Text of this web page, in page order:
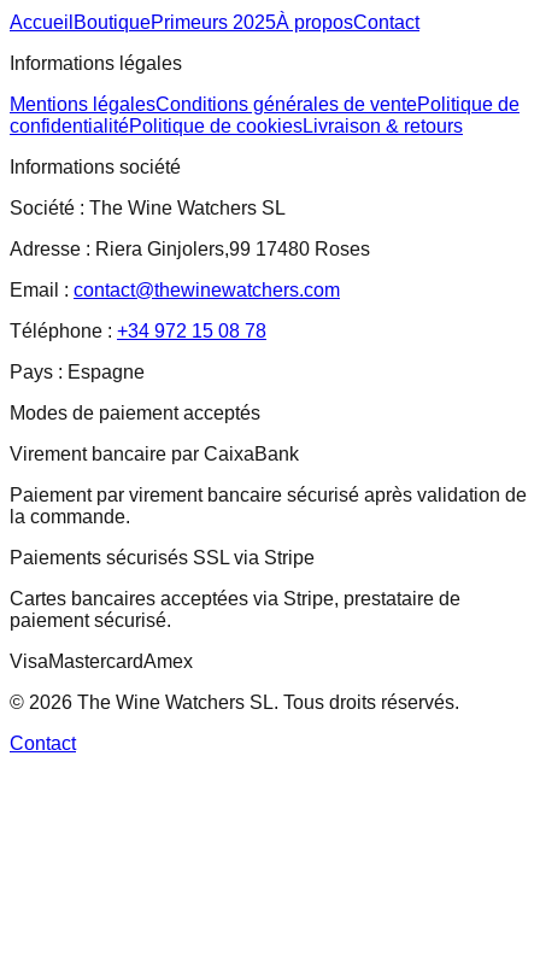
Accueil BoutiquePrimeurs 2025À proposContact
Informations légales
Mentions légalesConditions générales de ventePolitique de
confidentialitéPolitique de cookiesLivraison & retours
Informations société
Société : The Wine Watchers SL
Adresse : Riera Ginjolers,99 17480 Roses
Email : contact@thewinewatchers.com
Téléphone : +34 972 15 08 78
Pays : Espagne
Modes de paiement acceptés
Virement bancaire par CaixaBank
Paiement par virement bancaire sécurisé après validation de
la commande.
Paiements sécurisés SSL via Stripe
Cartes bancaires acceptées via Stripe, prestataire de
paiement sécurisé.
VisaMastercardAmex
© 2026 The Wine Watchers SL. Tous droits réservés.
Contact